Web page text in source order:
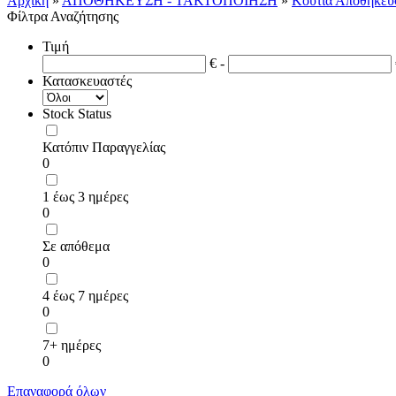
Φίλτρα Αναζήτησης
Τιμή
€ -
Κατασκευαστές
Stock Status
Κατόπιν Παραγγελίας
0
1 έως 3 ημέρες
0
Σε απόθεμα
0
4 έως 7 ημέρες
0
7+ ημέρες
0
Επαναφορά όλων